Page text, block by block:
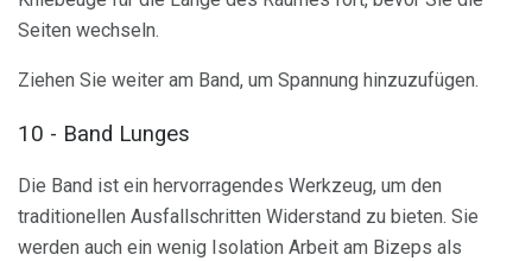
Seiten wechseln.
Ziehen Sie weiter am Band, um Spannung hinzuzufügen.
10 - Band Lunges
Die Band ist ein hervorragendes Werkzeug, um den
traditionellen Ausfallschritten Widerstand zu bieten. Sie
werden auch ein wenig Isolation Arbeit am Bizeps als